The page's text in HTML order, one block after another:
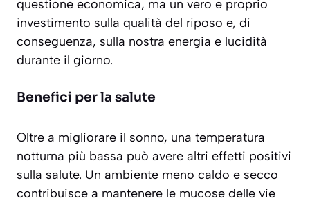
questione economica, ma un vero e proprio
investimento sulla qualità del riposo e, di
conseguenza, sulla nostra energia e lucidità
durante il giorno.
Benefici per la salute
Oltre a migliorare il sonno, una temperatura
notturna più bassa può avere altri effetti positivi
sulla salute. Un ambiente meno caldo e secco
contribuisce a mantenere le mucose delle vie